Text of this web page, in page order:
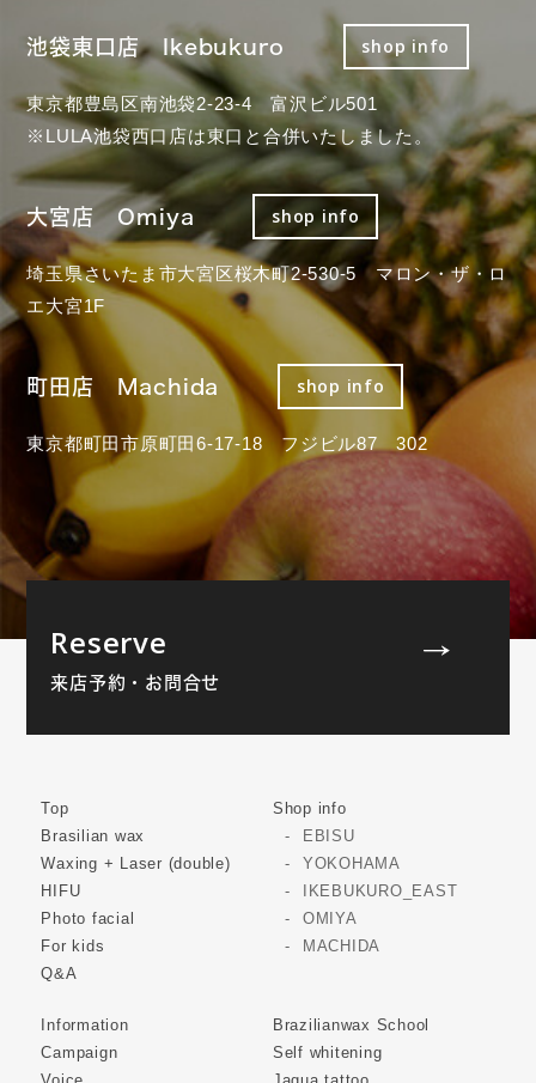
池袋東口店 Ikebukuro shop info
東京都豊島区南池袋2-23-4 富沢ビル501
※LULA池袋西口店は東口と合併いたしました。
大宮店 Omiya shop info
埼玉県さいたま市大宮区桜木町2-530-5 マロン・ザ・ロ
エ大宮1F
町田店 Machida shop info
東京都町田市原町田6-17-18 フジビル87 302
Reserve
来店予約・お問合せ
Top
Brasilian wax
Waxing + Laser (double)
HIFU
Photo facial
For kids
Q&A
Shop info
EBISU
YOKOHAMA
IKEBUKURO_EAST
OMIYA
MACHIDA
Information
Campaign
Brazilianwax School
Self whitening